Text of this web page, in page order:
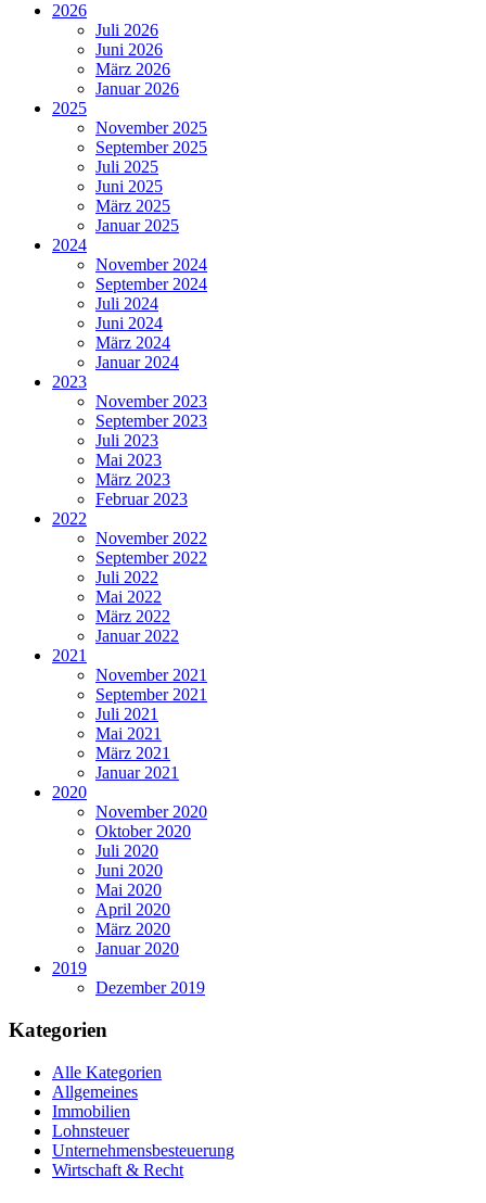
2026
Juli 2026
Juni 2026
März 2026
Januar 2026
2025
November 2025
September 2025
Juli 2025
Juni 2025
März 2025
Januar 2025
2024
November 2024
September 2024
Juli 2024
Juni 2024
März 2024
Januar 2024
2023
November 2023
September 2023
Juli 2023
Mai 2023
März 2023
Februar 2023
2022
November 2022
September 2022
Juli 2022
Mai 2022
März 2022
Januar 2022
2021
November 2021
September 2021
Juli 2021
Mai 2021
März 2021
Januar 2021
2020
November 2020
Oktober 2020
Juli 2020
Juni 2020
Mai 2020
April 2020
März 2020
Januar 2020
2019
Dezember 2019
Kategorien
Alle Kategorien
Allgemeines
Immobilien
Lohnsteuer
Unternehmensbesteuerung
Wirtschaft & Recht